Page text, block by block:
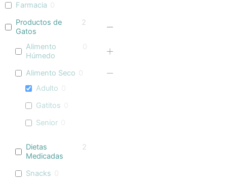
Farmacia 0
Productos de
Gatos
2
Alimento
Húmedo
0
Alimento Seco 0
Adulto
Gatitos
Senior
Dietas
Medicadas
2
Snacks 0